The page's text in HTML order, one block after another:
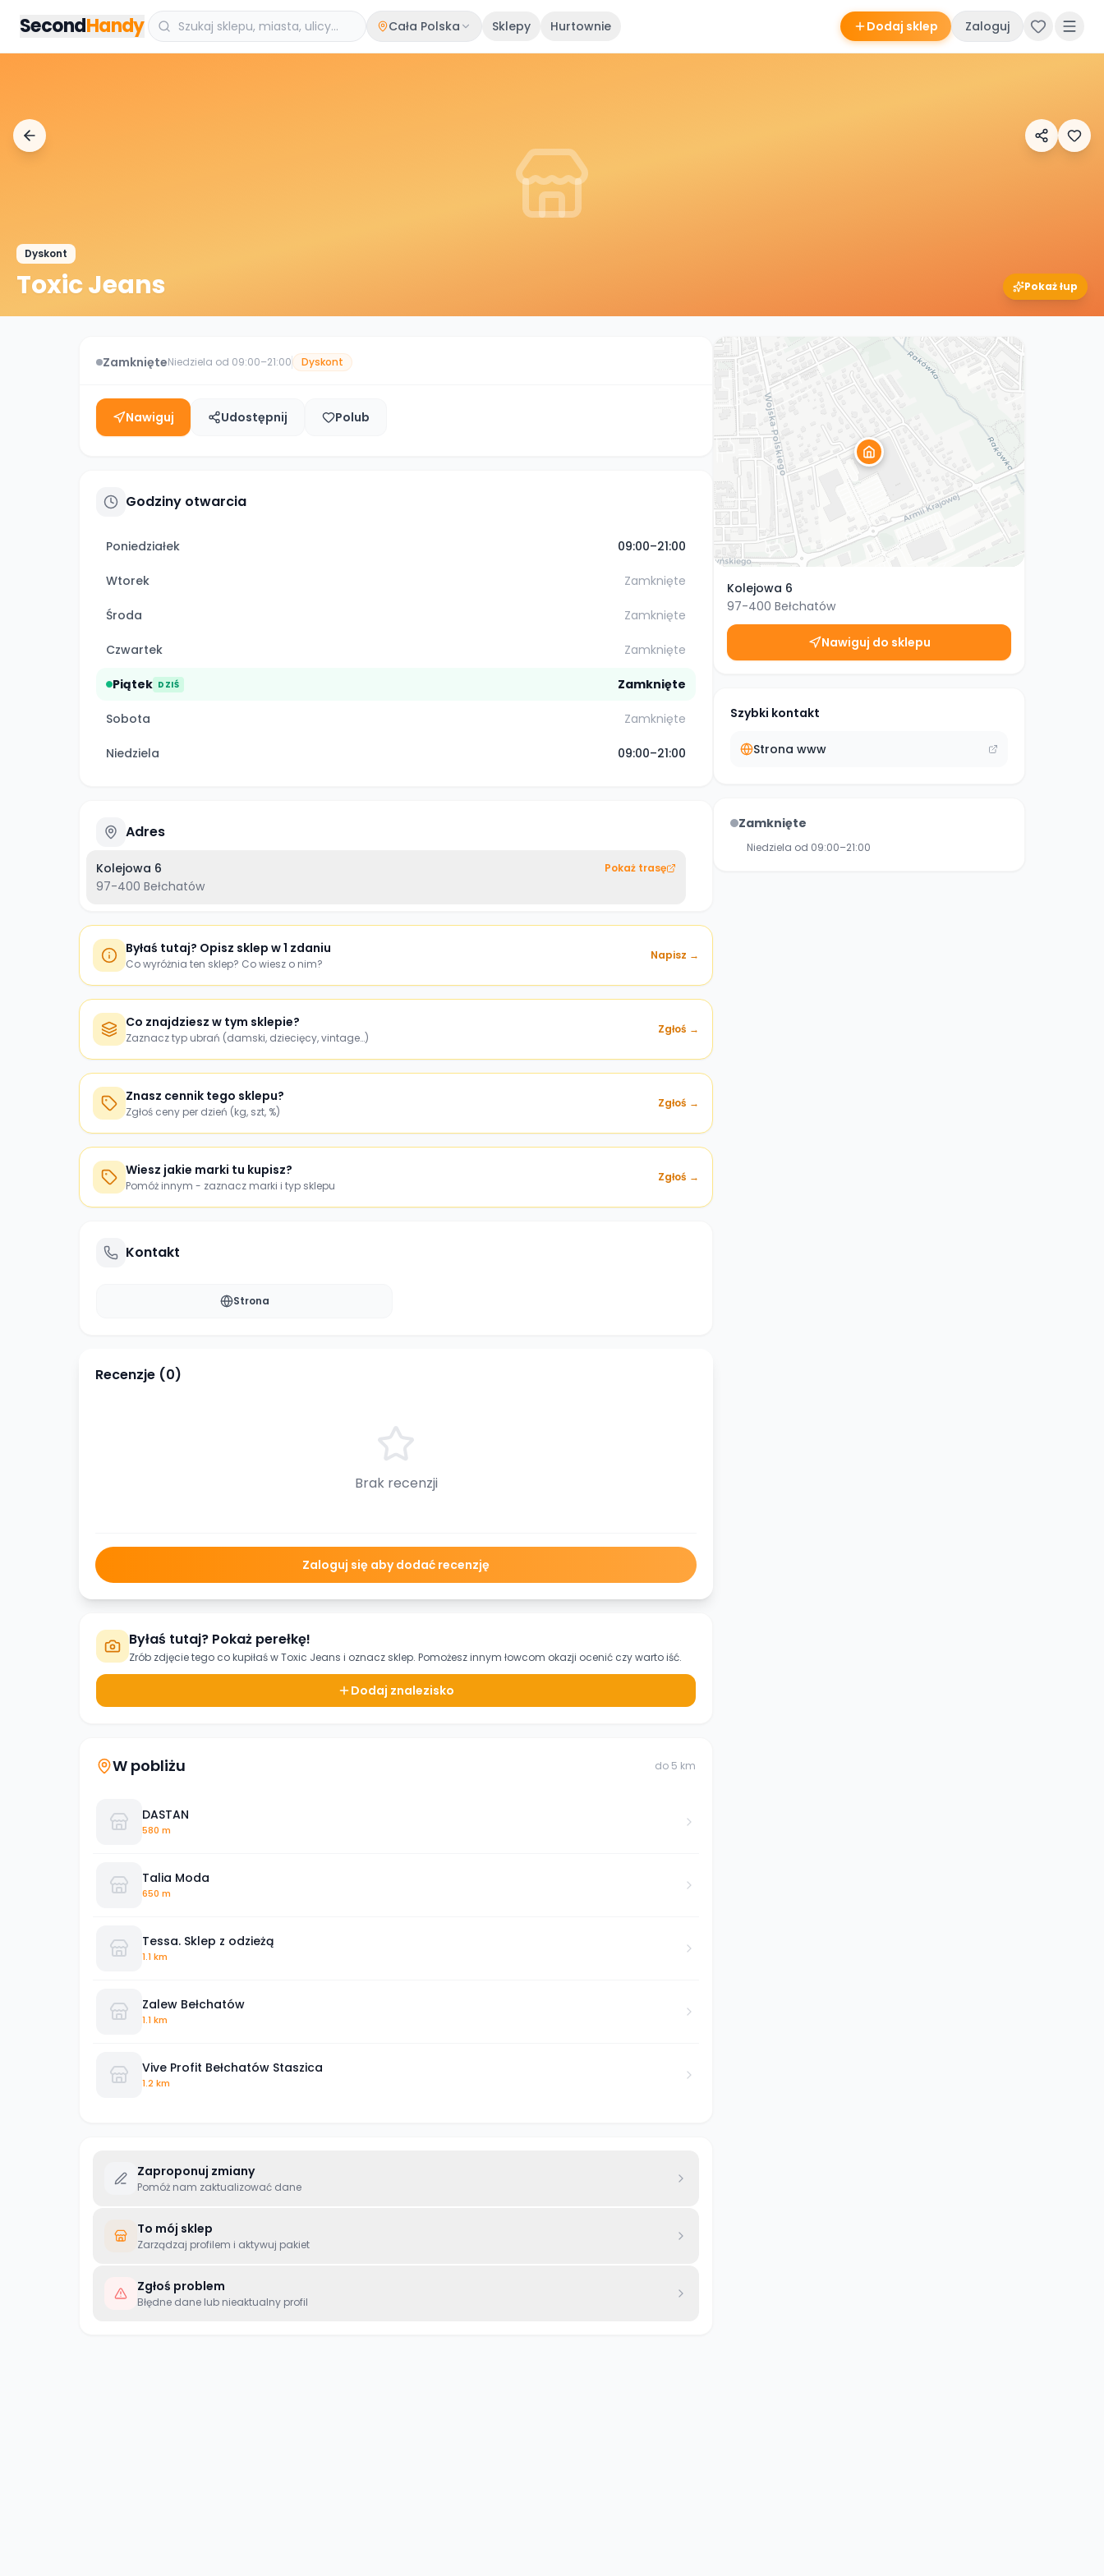
SecondHandy Cała Polska Sklepy Hurtownie Dodaj sklep Zaloguj
Dyskont
Toxic Jeans Pokaż łup
ZamknięteNiedziela od 09:00–21:00 Dyskont
Nawiguj Udostępnij Polub
Godziny otwarcia
Poniedziałek 09:00–21:00
Wtorek Zamknięte
Środa Zamknięte
Czwartek Zamknięte
Piątek DZIŚ Zamknięte
Sobota Zamknięte
Niedziela 09:00–21:00
Adres
Kolejowa 6
97-400 Bełchatów
Pokaż trasę
Byłaś tutaj? Opisz sklep w 1 zdaniu
Co wyróżnia ten sklep? Co wiesz o nim?
Napisz →
Co znajdziesz w tym sklepie?
Zaznacz typ ubrań (damski, dziecięcy, vintage…)
Zgłoś →
Znasz cennik tego sklepu?
Zgłoś ceny per dzień (kg, szt, %)
Zgłoś →
Wiesz jakie marki tu kupisz?
Pomóż innym - zaznacz marki i typ sklepu
Zgłoś →
Kontakt
Strona
Recenzje (0)
Brak recenzji
Zaloguj się aby dodać recenzję
Byłaś tutaj? Pokaż perełkę!
Zrób zdjęcie tego co kupiłaś wToxic Jeans i oznacz sklep. Pomożesz innym łowcom okazji ocenić czy warto iść.
Dodaj znalezisko
W pobliżu do 5 km
DASTAN
580 m
Talia Moda
650 m
Tessa. Sklep z odzieżą
1.1 km
Zalew Bełchatów
1.1 km
Vive Profit Bełchatów Staszica
1.2 km
Zaproponuj zmiany
Pomóż nam zaktualizować dane
To mój sklep
Zarządzaj profilem i aktywuj pakiet
Zgłoś problem
Błędne dane lub nieaktualny profil
Kolejowa 6
97-400 Bełchatów
Nawiguj do sklepu
Szybki kontakt
Strona www
Zamknięte
Niedziela od 09:00–21:00